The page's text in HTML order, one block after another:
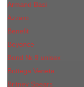
Armand Basi
Azzaro
Benefit
Beyonce
Bond № 9 unisex
Bottega Veneta
Britney Spears